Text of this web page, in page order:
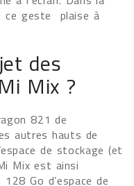
ce geste plaise à
des
Mix ?
821 de
autres hauts de
de stockage (et
Mix est ainsi
Go d’espace de